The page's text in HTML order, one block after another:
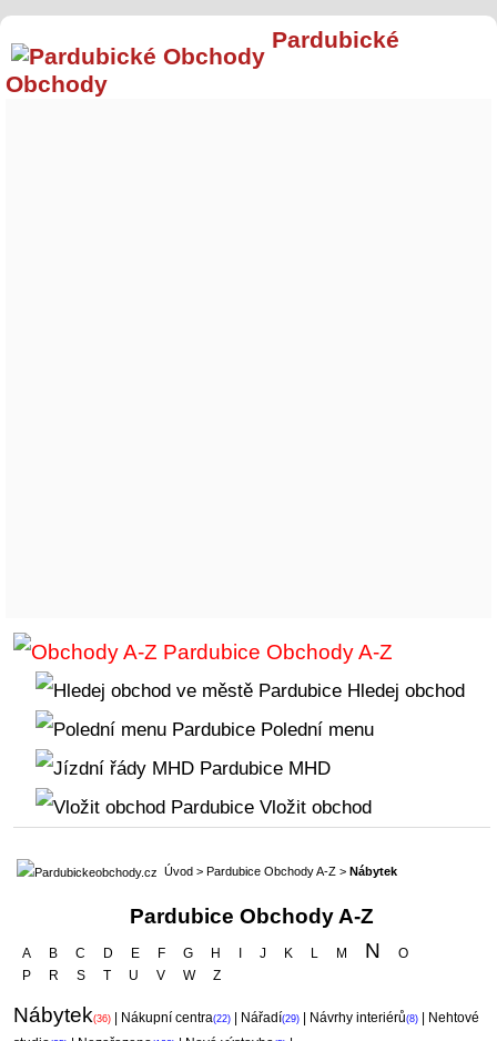
Pardubické
Obchody
Obchody A-Z
Hledej obchod
Polední menu
MHD
Vložit obchod
Úvod >Pardubice Obchody A-Z >Nábytek
Pardubice Obchody A-Z
A B C D E F G H J K L M N
O
P
R S T U V W Z
Nábytek(36) Nákupní centra(22) Nářadí(29) Návrhy interiérů(8)
Nehtové